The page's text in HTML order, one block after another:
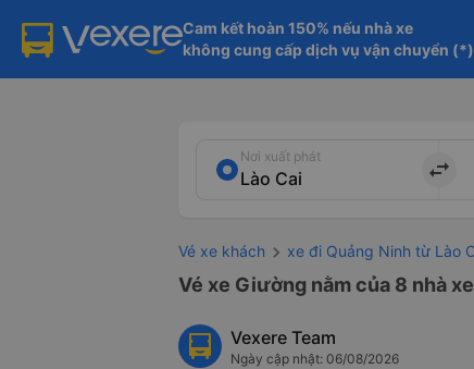
Cam kết hoàn 150% nếu nhà xe
không cung cấp dịch vụ vận chuyển (*)
Nơi xuất phát
import_export
Vé xe khách xe đi Quảng Ninh từ Lào
Vé xe Giường nằm của 8 nhà
Vexere Team
Ngày cập nhật: 06/08/2026